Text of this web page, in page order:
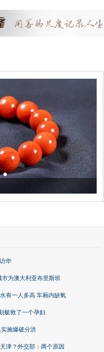
华
为澳大利亚布里斯班
有一人多高 车厢内缺氧
艇救了一个孕妇
施爆破分洪
津？外交部：两个原因